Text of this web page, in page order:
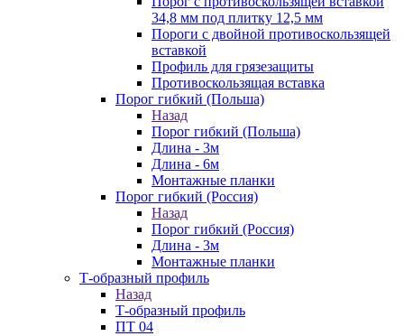
34,8 мм под плитку 12,5 мм
Пороги с двойной противоскользящей
вставкой
Профиль для грязезащиты
Противоскользящая вставка
Порог гибкий (Польша)
Назад
Порог гибкий (Польша)
Длина - 3м
Длина - 6м
Монтажные планки
Порог гибкий (Россия)
Назад
Порог гибкий (Россия)
Длина - 3м
Монтажные планки
Т-образный профиль
Назад
Т-образный профиль
ПТ 04